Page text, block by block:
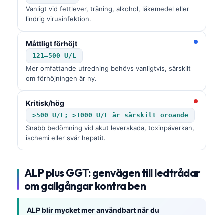
Vanligt vid fettlever, träning, alkohol, läkemedel eller
lindrig virusinfektion.
Måttligt förhöjt
121–500 U/L
Mer omfattande utredning behövs vanligtvis, särskilt
om förhöjningen är ny.
Kritisk/hög
>500 U/L; >1000 U/L är särskilt oroande
Snabb bedömning vid akut leverskada, toxinpåverkan,
ischemi eller svår hepatit.
ALP plus GGT: genvägen till ledtrådar
om gallgångar kontra ben
ALP blir mycket mer användbart när du